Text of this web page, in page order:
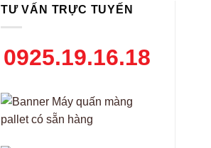
TƯ VẤN TRỰC TUYẾN
0925.19.16.18